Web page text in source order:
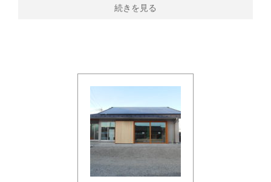
続きを見る